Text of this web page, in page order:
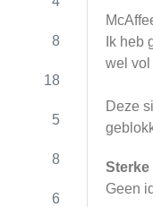
8
18
5
8
6
Ik heb
wel vol
Deze
Sterke
Geen